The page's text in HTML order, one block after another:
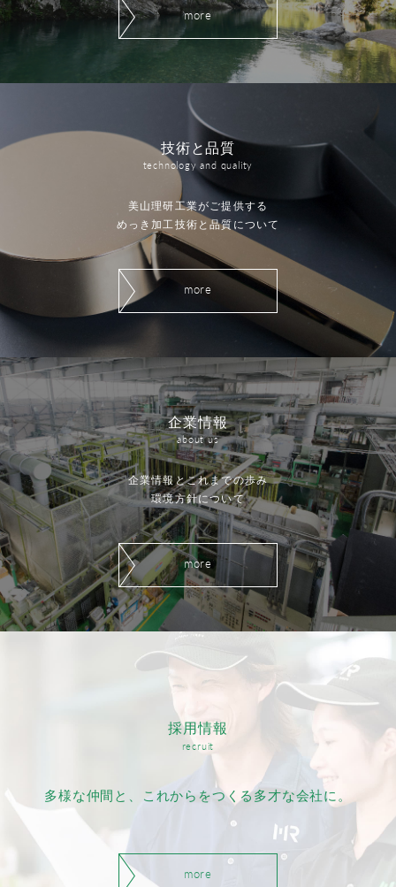
more
技術と品質
technology and quality
美山理研工業がご提供する
めっき加工技術と品質について
more
企業情報
about us
企業情報とこれまでの歩み
環境方針について
more
採用情報
recruit
多様な仲間と、 これからをつくる多才な会社に。
more